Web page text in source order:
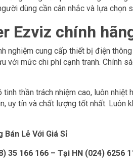
dùng cần cân nhắc và lựa chọn
Ezviz chính
nghiệm cung cấp thiết bị điện
với mức chi phí cạnh tranh. Chính
thần trách nhiệm cao, luôn
uy tín và chất lượng tốt nhất.
Bán Lẻ Với Giá Sỉ
35 166 166 – Tại HN (024) 6256